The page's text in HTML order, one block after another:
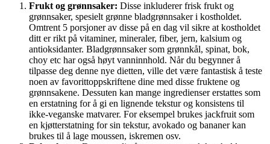
Frukt og grønnsaker: Disse inkluderer frisk frukt og
grønnsaker, spesielt grønne bladgrønnsaker i kostholdet.
Omtrent 5 porsjoner av disse på en dag vil sikre at kostholdet
ditt er rikt på vitaminer, mineraler, fiber, jern, kalsium og
antioksidanter. Bladgrønnsaker som grønnkål, spinat, bok,
choy etc har også høyt vanninnhold. Når du begynner å
tilpasse deg denne nye dietten, ville det være fantastisk å teste
noen av favorittoppskriftene dine med disse fruktene og
grønnsakene. Dessuten kan mange ingredienser erstattes som
en erstatning for å gi en lignende tekstur og konsistens til
ikke-veganske matvarer. For eksempel brukes jackfruit som
en kjøtterstatning for sin tekstur, avokado og bananer kan
brukes til å lage moussen, iskremen osv.